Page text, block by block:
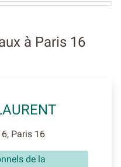
à Paris 16
Paris 16
de la